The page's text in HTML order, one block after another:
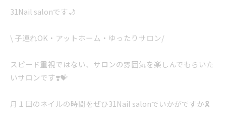
31Nail salonです🌙
\ 子連れOK・アットホーム・ゆったりサロン/
スピード重視ではない、サロンの雰囲気を楽しんでもらいた
いサロンです❣️💝
月１回のネイルの時間をぜひ31Nail salonでいかがですか🎗️